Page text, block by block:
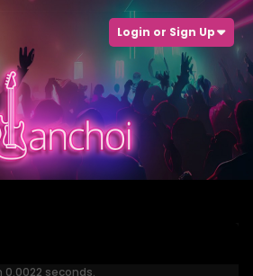
Login or Sign Up
0.0022 seconds.